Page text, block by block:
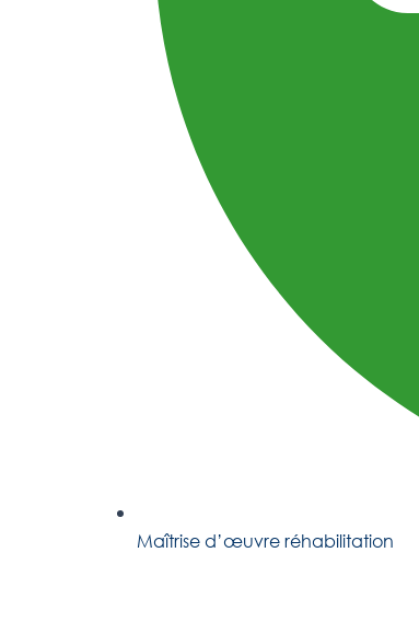
Maîtrise d’œuvre réhabilitation